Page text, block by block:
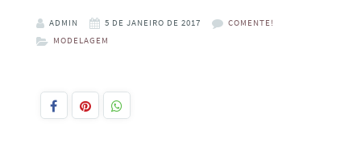
ADMIN 5 DE JANEIRO DE 2017
COMENTE!
MODELAGEM